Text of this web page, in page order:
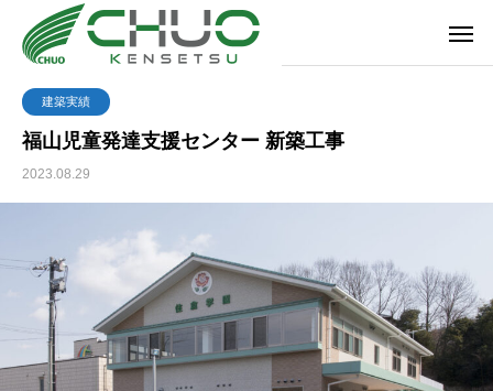
建築実績
福山児童発達支援センター 新築工事
2023.08.29